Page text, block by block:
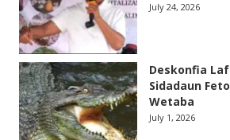
July 24, 2026
Deskonfia
Sidadaun
Wetaba
July 1, 2026